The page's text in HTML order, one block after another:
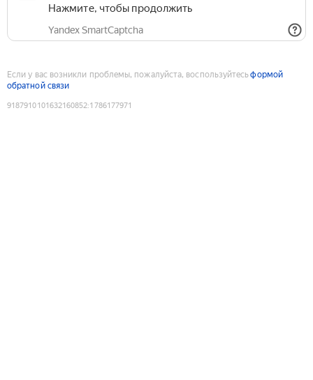
Нажмите, чтобы продолжить
Yandex SmartCaptcha
Если у вас возникли проблемы, пожалуйста, воспользуйтесьформой
обратной связи
9187910101632160852:1786177971